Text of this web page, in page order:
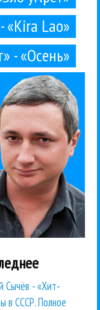
«Kira Lao»
- «Осень»
Кен
Сычёв - «Хит-
в СССР. Полное